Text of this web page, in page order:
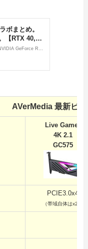
AVerMedia 最新ビ
Live Gamer
4K 2.1
GC575
PCIE3.0x4
（帯域自体はx2）